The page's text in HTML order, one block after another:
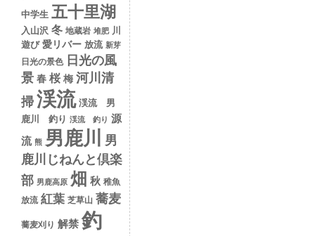
中学生 五十里湖
入山沢 冬 地蔵岩 堆肥 川
遊び 愛リバー 放流 新芽
日光の景色
日光の風
景 春 桜 梅 河川清
掃渓流 渓流 男
鹿川 釣り 渓流 釣り 源
流 熊 男鹿川
男
鹿川じねんと倶楽
部 男鹿高原 畑 秋 稚魚
放流 紅葉 芝草山 蕎麦
蕎麦刈り 解禁 釣